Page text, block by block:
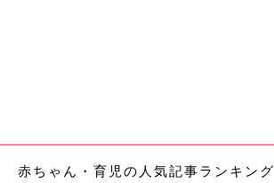
赤ちゃん・育児の人気記事ランキング